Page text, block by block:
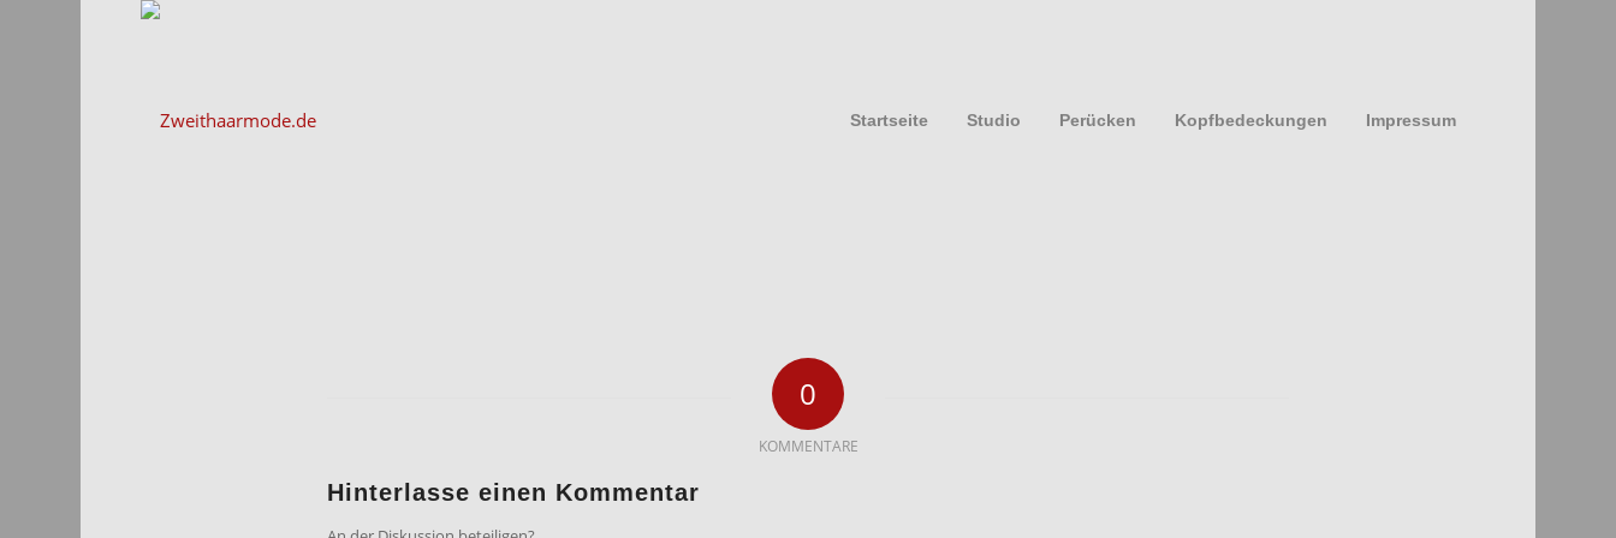
Startseite Studio Perücken Kopfbedeckungen Impressum
0
KOMMENTARE
Hinterlasse einen Kommentar